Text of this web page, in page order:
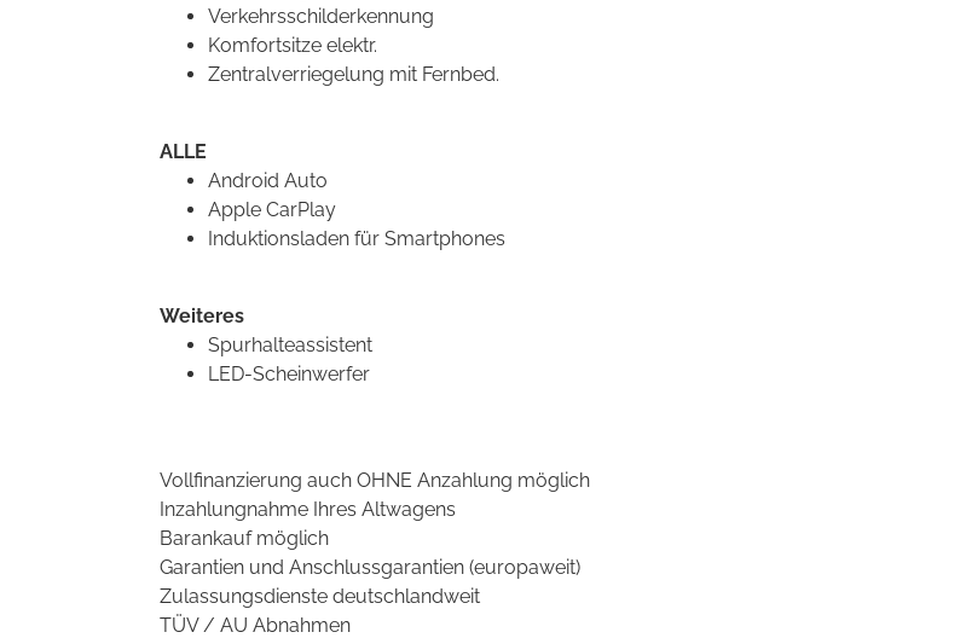
Verkehrsschilderkennung
Komfortsitze elektr.
Zentralverriegelung mit Fernbed.
ALLE
Android Auto
Apple CarPlay
Induktionsladen für Smartphones
Weiteres
Spurhalteassistent
LED-Scheinwerfer
Vollfinanzierung auch OHNE Anzahlung möglich
Inzahlungnahme Ihres Altwagens
Barankauf möglich
Garantien und Anschlussgarantien (europaweit)
Zulassungsdienste deutschlandweit
TÜV / AU Abnahmen